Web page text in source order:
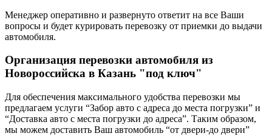
Менеджер оперативно и развернуто ответит на все Ваши
вопросы и будет курировать перевозку от приемки до выдачи
автомобиля.
Организация перевозки автомобиля из
Новороссийска в Казань "под ключ"
Для обеспечения максимального удобства перевозки мы
предлагаем услуги “Забор авто с адреса до места погрузки” и
“Доставка авто с места погрузки до адреса”. Таким образом,
мы можем доставить Ваш автомобиль “от двери-до двери”